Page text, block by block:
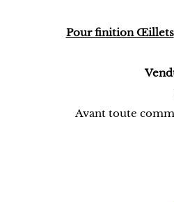
Pour finition Œillets
Avant toute